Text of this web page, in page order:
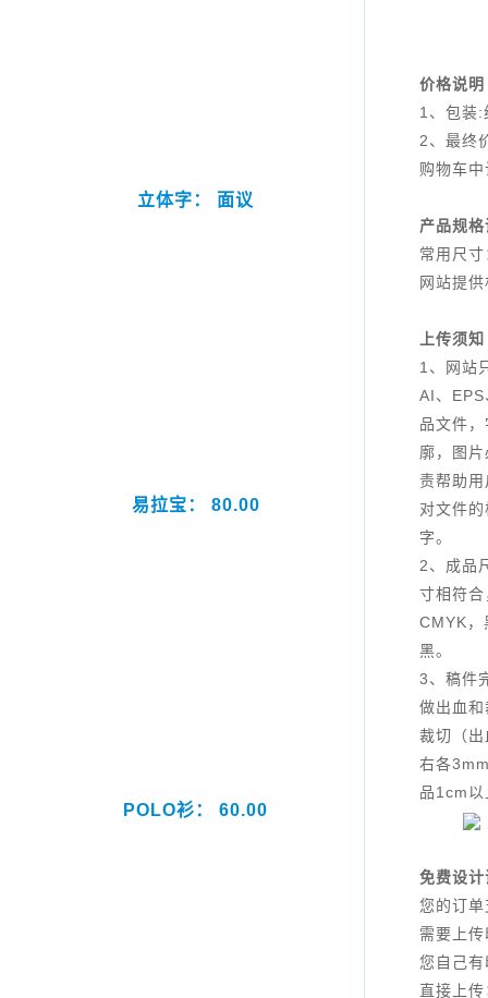
立体字： 面议
易拉宝： 80.00
POLO衫： 60.00
价格说明
1、包装
2、最终
购物车
产品规格
常用尺
网站提
上传须知
1、网站
AI、
品文件
廓，图
责帮助
对文件
字。
2、成品
寸相符
CMYK，
黑。
3、稿件
做出血
裁切（
右各
品1cm
免费设计
您的订
需要上
您自己
直接上